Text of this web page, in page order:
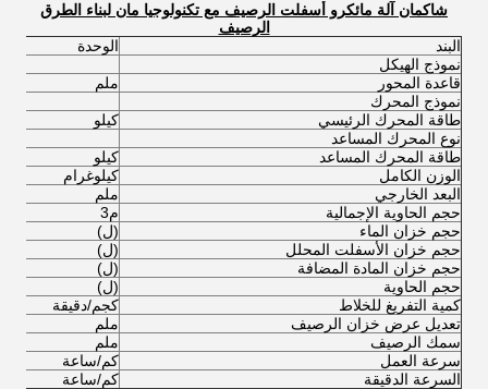
شاكمان آلة مائكرو أسفلت الرصيف مع تكنولوجيا مان لبناء الطرق
الرصيف
البند
الوحدة
نموذج الهيكل
قاعدة المحور
ملم
نموذج المحرك
طاقة المحرك الرئيسي
كيلو
نوع المحرك المساعد
طاقة المحرك المساعد
كيلو
الوزن الكامل
كيلوغرام
البعد الخارجي
ملم
حجم الحاوية الإجمالية
م3
حجم خزان الماء
(ل)
حجم خزان الأسفلت المحلل
(ل)
حجم خزان المادة المضافة
(ل)
حجم الحاوية
(ل)
كمية التفريغ للخلاط
كجم/دقيقة
تعديل عرض خزان الرصيف
ملم
سمك الرصيف
ملم
سرعة العمل
كم/ساعة
السرعة الدقيقة
كم/ساعة